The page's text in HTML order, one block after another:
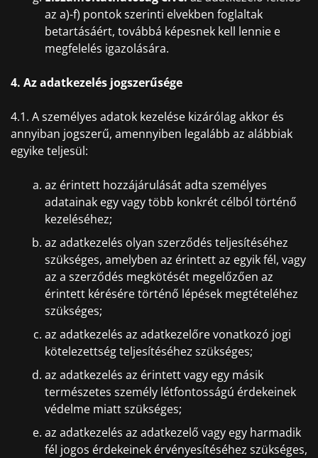
az a)-f) pontok szerinti elvekben foglaltak
betartásáért, továbbá képesnek kell lennie e
megfelelés igazolására.
4. Az adatkezelés jogszerűsége
4.1. A személyes adatok kezelése kizárólag akkor és
annyiban jogszerű, amennyiben legalább az alábbiak
egyike teljesül:
az érintett hozzájárulását adta személyes
adatainak egy vagy több konkrét célból történő
kezeléséhez;
az adatkezelés olyan szerződés teljesítéséhez
szükséges, amelyben az érintett az egyik fél, vagy
az a szerződés megkötését megelőzően az
érintett kérésére történő lépések megtételéhez
szükséges;
az adatkezelés az adatkezelőre vonatkozó jogi
kötelezettség teljesítéséhez szükséges;
az adatkezelés az érintett vagy egy másik
természetes személy létfontosságú érdekeinek
védelme miatt szükséges;
az adatkezelés az adatkezelő vagy egy harmadik
fél jogos érdekeinek érvényesítéséhez szükséges,